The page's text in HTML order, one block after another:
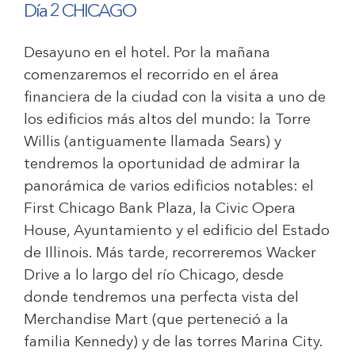
Día 2 CHICAGO
Desayuno en el hotel. Por la mañana
comenzaremos el recorrido en el área
financiera de la ciudad con la visita a uno de
los edificios más altos del mundo: la Torre
Willis (antiguamente llamada Sears) y
tendremos la oportunidad de admirar la
panorámica de varios edificios notables: el
First Chicago Bank Plaza, la Civic Opera
House, Ayuntamiento y el edificio del Estado
de Illinois. Más tarde, recorreremos Wacker
Drive a lo largo del río Chicago, desde
donde tendremos una perfecta vista del
Merchandise Mart (que perteneció a la
familia Kennedy) y de las torres Marina City.